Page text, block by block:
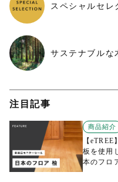
スペシャルセレ
サステナブルな
注目記事
商品紹介
【eTREE
板を使用
本のフロ